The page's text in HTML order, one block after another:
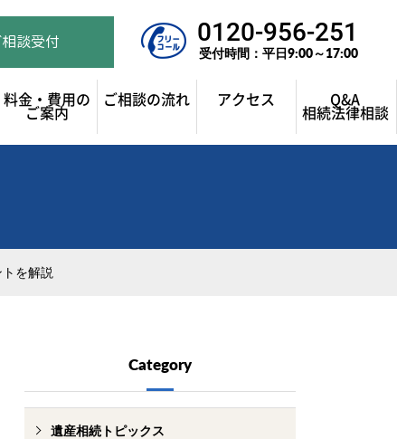
相談受付 0120-956-251
受付時間：平日9:00～17:00
料金・費用の
ご案内
ご相談の流れ アクセス Q&A
相続法律相談
を解説
Category
遺産相続トピックス